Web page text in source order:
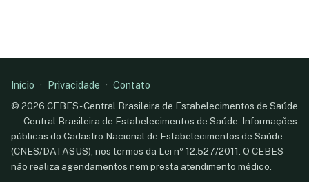
Início · Privacidade · Contato
© 2026 CEBES - Central Brasileira de Estabelecimentos de Saúde
— Central Brasileira de Estabelecimentos de Saúde. Informações
públicas do Cadastro Nacional de Estabelecimentos de Saúde
(CNES/DATASUS), nos termos da Lei nº 12.527/2011. O CEBES
não realiza agendamentos nem presta atendimento médico.